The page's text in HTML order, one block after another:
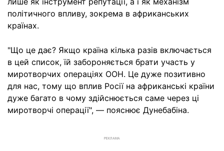
політичного впливу, зокрема в африканських
країнах.
"Що це дає? Якщо країна кілька разів включається
в цей список, їй забороняється брати участь у
миротворчих операціях ООН. Це дуже позитивно
для нас, тому що вплив Росії на африканські країни
дуже багато в чому здійснюється саме через ці
миротворчі операції", — пояснює Дунебабіна.
РЕКЛАМА